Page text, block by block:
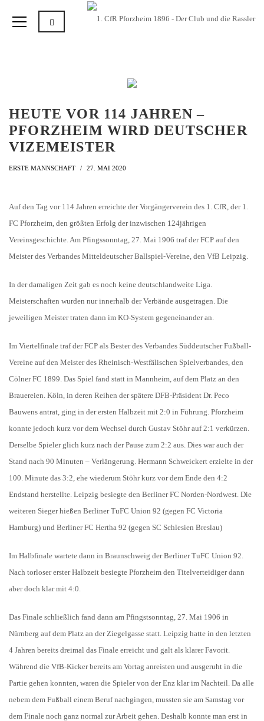
HEUTE VOR 114 JAHREN –
PFORZHEIM WIRD DEUTSCHER
VIZEMEISTER
ERSTE MANNSCHAFT 27. MAI 2020
Auf den Tag vor 114 Jahren erreichte der Vorgängerverein des 1. CfR, der 1.
FC Pforzheim, den größten Erfolg der inzwischen 124jährigen
Vereinsgeschichte. Am Pfingssonntag, 27. Mai 1906 traf der FCP auf den
Meister des Verbandes Mitteldeutscher Ballspiel-Vereine, den VfB Leipzig.
In der damaligen Zeit gab es noch keine deutschlandweite Liga.
Meisterschaften wurden nur innerhalb der Verbände ausgetragen. Die
jeweiligen Meister traten dann im KO-System gegeneinander an.
Im Viertelfinale traf der FCP als Bester des Verbandes Süddeutscher Fußball-
Vereine auf den Meister des Rheinisch-Westfälischen Spielverbandes, den
Cölner FC 1899. Das Spiel fand statt in Mannheim, auf dem Platz an den
Brauereien. Köln, in deren Reihen der spätere DFB-Präsident Dr. Peco
Bauwens antrat, ging in der ersten Halbzeit mit 2:0 in Führung. Pforzheim
konnte jedoch kurz vor dem Wechsel durch Gustav Stöhr auf 2:1 verkürzen.
Derselbe Spieler glich kurz nach der Pause zum 2:2 aus. Dies war auch der
Stand nach 90 Minuten – Verlängerung. Hermann Schweickert erzielte in der
100. Minute das 3:2, ehe wiederum Stöhr kurz vor dem Ende den 4:2
Endstand herstellte. Leipzig besiegte den Berliner FC Norden-Nordwest. Die
weiteren Sieger hießen Berliner TuFC Union 92 (gegen FC Victoria
Hamburg) und Berliner FC Hertha 92 (gegen SC Schlesien Breslau)
Im Halbfinale wartete dann in Braunschweig der Berliner TuFC Union 92.
Nach torloser erster Halbzeit besiegte Pforzheim den Titelverteidiger dann
aber doch klar mit 4:0.
Das Finale schließlich fand dann am Pfingstsonntag, 27. Mai 1906 in
Nürnberg auf dem Platz an der Ziegelgasse statt. Leipzig hatte in den letzten
4 Jahren bereits dreimal das Finale erreicht und galt als klarer Favorit.
Während die VfB-Kicker bereits am Vortag anreisten und ausgeruht in die
Partie gehen konnten, waren die Spieler von der Enz klar im Nachteil. Da alle
nebem dem Fußball einem Beruf nachgingen, mussten sie am Samstag vor
dem Finale noch ganz normal zur Arbeit gehen. Deshalb konnte man erst in